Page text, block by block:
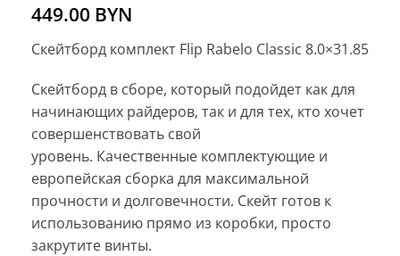
449.00 BYN
Скейтборд комплект Flip Rabelo Classic 8.0×31.85
Скейтборд в сборе, который подойдет как для
начинающих райдеров, так и для тех, кто хочет
совершенствовать свой
уровень. Качественные комплектующие и
европейская сборка для максимальной
прочности и долговечности. Скейт готов к
использованию прямо из коробки, просто
закрутите винты.